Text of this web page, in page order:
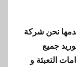
نحن شركة
جميع
التعبئة و